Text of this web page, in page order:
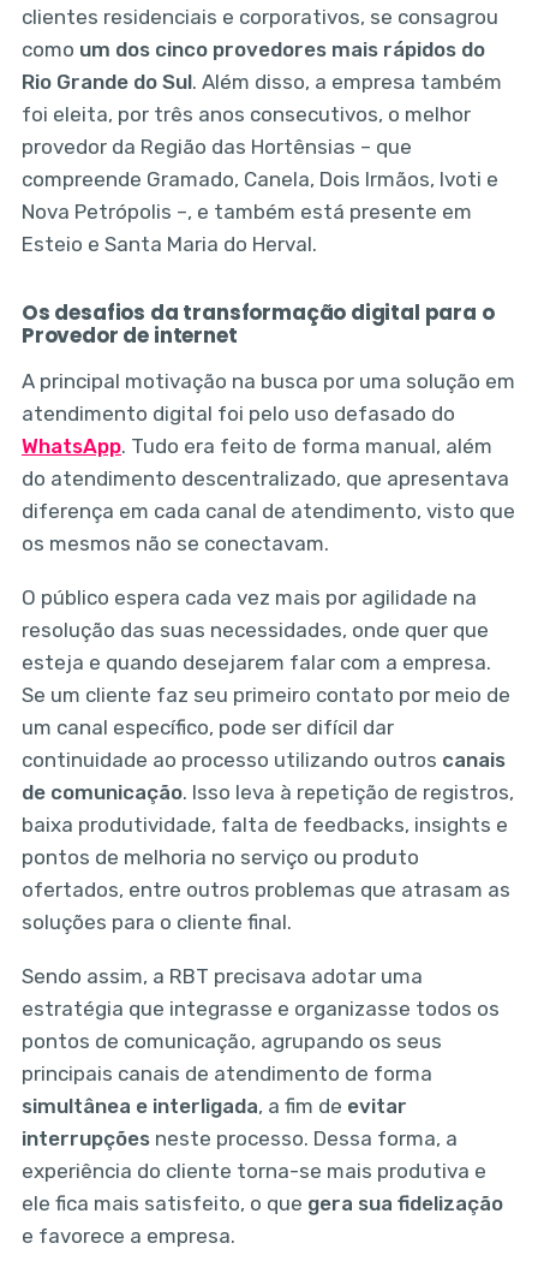
clientes residenciais e corporativos, se consagrou
como um dos cinco provedores mais rápidos do
Rio Grande do Sul. Além disso, a empresa também
foi eleita, por três anos consecutivos, o melhor
provedor da Região das Hortênsias – que
compreende Gramado, Canela, Dois Irmãos, Ivoti e
Nova Petrópolis –, e também está presente em
Esteio e Santa Maria do Herval.
Os desafios da transformação digital para o
Provedor de internet
A principal motivação na busca por uma solução em
atendimento digital foi pelo uso defasado do
WhatsApp. Tudo era feito de forma manual, além
do atendimento descentralizado, que apresentava
diferença em cada canal de atendimento, visto que
os mesmos não se conectavam.
O público espera cada vez mais por agilidade na
resolução das suas necessidades, onde quer que
esteja e quando desejarem falar com a empresa.
Se um cliente faz seu primeiro contato por meio de
um canal específico, pode ser difícil dar
continuidade ao processo utilizando outros canais
de comunicação. Isso leva à repetição de registros,
baixa produtividade, falta de feedbacks, insights e
pontos de melhoria no serviço ou produto
ofertados, entre outros problemas que atrasam as
soluções para o cliente final.
Sendo assim, a RBT precisava adotar uma
estratégia que integrasse e organizasse todos os
pontos de comunicação, agrupando os seus
principais canais de atendimento de forma
simultânea e interligada, a fim de evitar
interrupçõesneste processo. Dessa forma, a
experiência do cliente torna-se mais produtiva e
ele fica mais satisfeito, o que gera sua fidelização
e favorece a empresa.